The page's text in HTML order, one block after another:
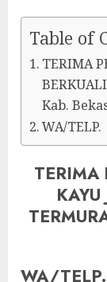
Table of
TERIMA
Kab.
WA/
TERIMA
WA/TELP.